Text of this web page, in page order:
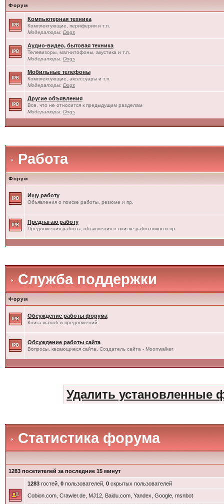
Форум
Компьютерная техника
Комплектующие, периферия и т.п.
Модераторы: Dogs
Аудио-видео, бытовая техника
Телевизоры, магнитофоны, акустика и т.п.
Модераторы: Dogs
Мобильные телефоны
Комплектующие, аксессуары и т.п.
Модераторы: Dogs
Другие объявления
Все, что не относится к предыдущим разделам
Модераторы: Dogs
Работа
Форум
Ищу работу
Объявления о поиске работы, резюме и пр.
Предлагаю работу
Предложения работы, объявления о поиске работников и пр.
Служба поддержки
Форум
Обсуждение работы форума
Книга жалоб и предложений.
Обсуждение работы сайта
Вопросы, касающиеся сайта. Создатель сайта - Moonwalker
Удалить установленные
Статистика форума
1283 посетителей за последние 15 минут
1283гостей, 0пользователей, 0скрытых пользователей
Cobion.com, Crawler.de, MJ12, Baidu.com, Yandex, Google, msnbot